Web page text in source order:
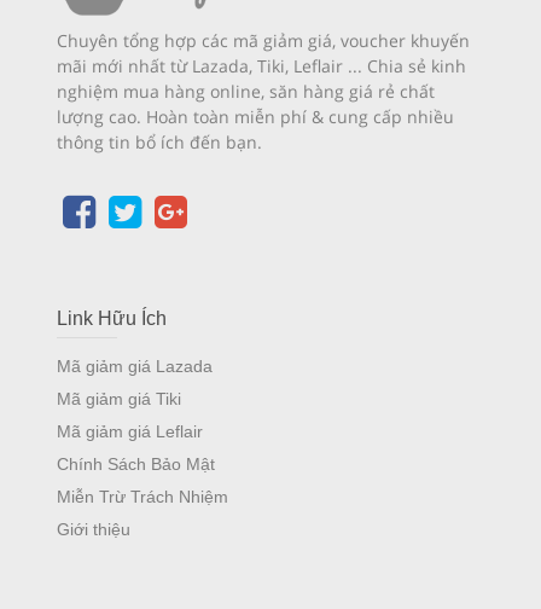
Chuyên tổng hợp các mã giảm giá, voucher khuyến
mãi mới nhất từ Lazada, Tiki, Leflair ... Chia sẻ kinh
nghiệm mua hàng online, săn hàng giá rẻ chất
lượng cao. Hoàn toàn miễn phí & cung cấp nhiều
thông tin bổ ích đến bạn.
Link Hữu Ích
Mã giảm giá Lazada
Mã giảm giá Tiki
Mã giảm giá Leflair
Chính Sách Bảo Mật
Miễn Trừ Trách Nhiệm
Giới thiệu